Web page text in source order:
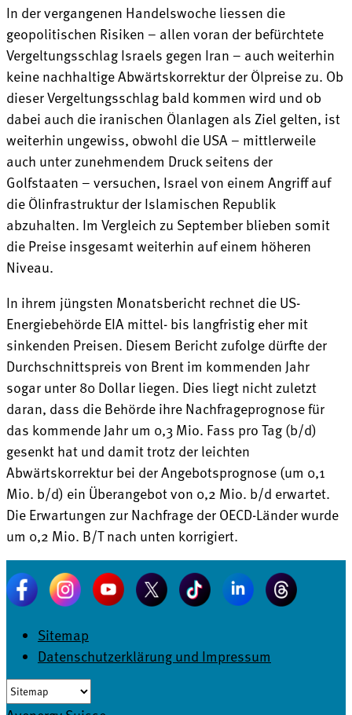
In der vergangenen Handelswoche liessen die
geopolitischen Risiken – allen voran der befürchtete
Vergeltungs­schlag Israels gegen Iran – auch weiterhin
keine nachhaltige Abwärtskorrektur der Ölpreise zu. Ob
dieser Vergeltungsschlag bald kommen wird und ob
dabei auch die iranischen Ölanlagen als Ziel gelten, ist
weiterhin ungewiss, obwohl die USA – mittlerweile
auch unter zunehmendem Druck seitens der
Golfstaaten – versuchen, Israel von einem Angriff auf
die Ölinfrastruktur der Islamischen Republik
abzuhalten. Im Vergleich zu September blieben somit
die Preise insgesamt weiterhin auf einem höheren
Niveau.
In ihrem jüngsten Monatsbericht rechnet die US-
Energiebehörde EIA mittel- bis langfristig eher mit
sinkenden Preisen. Diesem Bericht zufolge dürfte der
Durchschnittspreis von Brent im kommenden Jahr
sogar unter 80 Dollar liegen. Dies liegt nicht zuletzt
daran, dass die Behörde ihre Nachfrageprognose für
das kommende Jahr um 0,3 Mio. Fass pro Tag (b/d)
gesenkt hat und damit trotz der leichten
Abwärtskorrektur bei der Angebots­prognose (um 0,1
Mio. b/d) ein Überangebot von 0,2 Mio. b/d erwartet.
Die Erwartungen zur Nachfrage der OECD-Länder wurde
um 0,2 Mio. B/T nach unten korrigiert.
Sitemap
Datenschutzerklärung und Impressum